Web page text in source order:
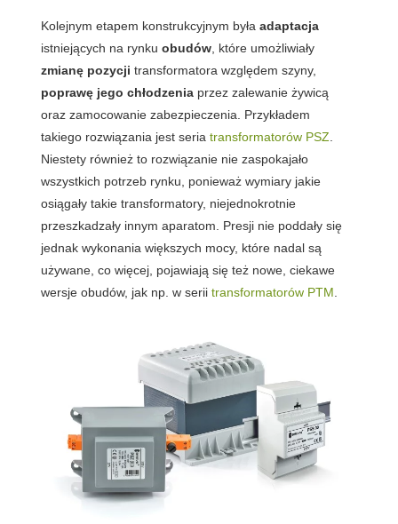
Kolejnym etapem konstrukcyjnym była adaptacja
istniejących na rynku obudów, które umożliwiały
zmianę pozycji transformatora względem szyny,
poprawę jego chłodzeniaprzez zalewanie żywicą
oraz zamocowanie zabezpieczenia. Przykładem
takiego rozwiązania jest seria transformatorów PSZ.
Niestety również to rozwiązanie nie zaspokajało
wszystkich potrzeb rynku, ponieważ wymiary jakie
osiągały takie transformatory, niejednokrotnie
przeszkadzały innym aparatom. Presji nie poddały się
jednak wykonania większych mocy, które nadal są
używane, co więcej, pojawiają się też nowe, ciekawe
wersje obudów, jak np. w serii transformatorów PTM.